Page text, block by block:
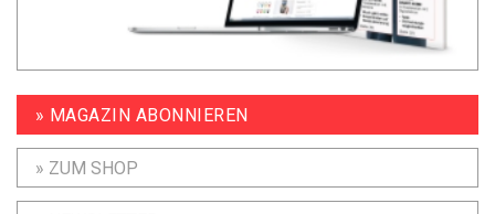
» MAGAZIN ABONNIEREN
» ZUM SHOP